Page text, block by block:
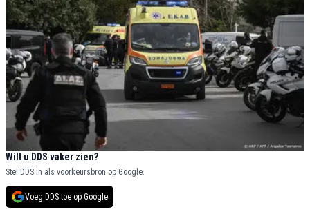
Wilt u DDS vaker zien?
Stel DDS in als voorkeursbron op Google.
Voeg DDS toe op Google